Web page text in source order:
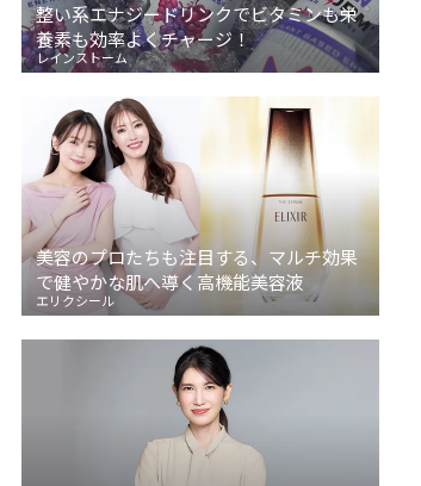
整い系エナジードリンクでビタミンも栄
養素も効率よくチャージ！
レインストーム
美容のプロたちも注目する、マルチ効果
で健やかな肌へ導く高機能美容液
エリクシール